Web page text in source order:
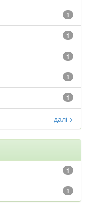
1
1
1
1
1
далі >
1
1